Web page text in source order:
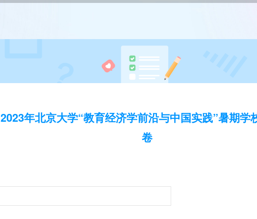
2023年北京大学“教育经济学前沿与中国实践”暑期学
卷